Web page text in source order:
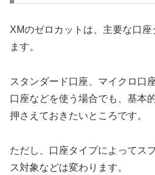
XMのゼロカットは、主要な口
ます。
スタンダード口座、マイクロ口
口座などを使う場合でも、基本
押さえておきたいところです。
ただし、口座タイプによってス
ス対象などは変わります。